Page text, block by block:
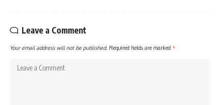
Leave a Comment
Your email address will not be published. Required fields are marked *